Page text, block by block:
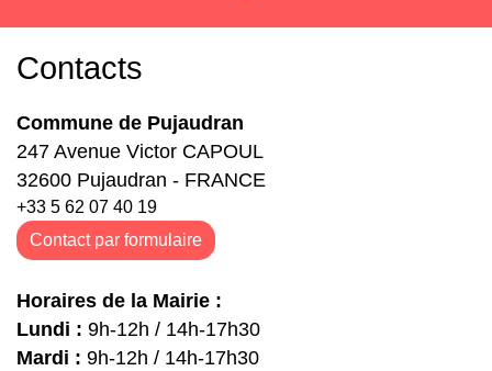
Contacts
Commune de Pujaudran
247 Avenue Victor CAPOUL
32600 Pujaudran - FRANCE
+33 5 62 07 40 19
Contact par formulaire
Horaires de la Mairie :
Lundi : 9h-12h / 14h-17h30
Mardi : 9h-12h / 14h-17h30